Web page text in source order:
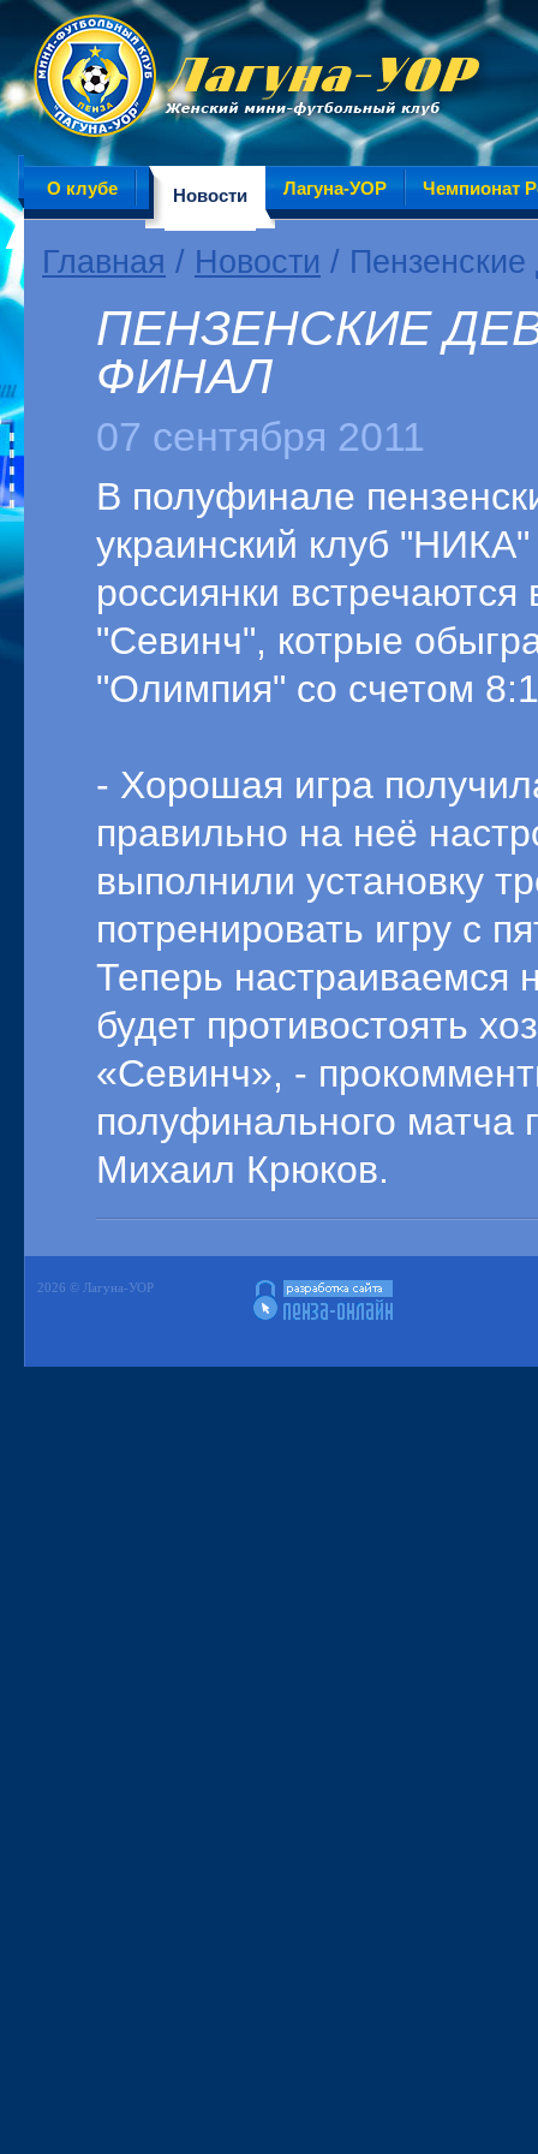
О клубе Новости Лагуна-УОР Чемпионат
Главная / Новости /
ПЕНЗЕНСКИЕ
ФИНАЛ
07 сентября 2011
В полуфинале
украинский клуб
россиянки
"Севинч", котрые
"Олимпия" со счетом
- Хорошая игра
правильно на неё
выполнили установку
потренировать игру с
Теперь настраиваемся
будет противостоять
«Севинч», -
полуфинального матча
Михаил Крюков.
2026 © Лагуна-УОР